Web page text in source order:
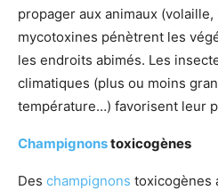
propager aux animaux (volaille,
mycotoxines pénètrent les
les endroits abimés. Les
climatiques (plus ou moins
température…) favorisent leur
Champignonstoxicogènes
Des champignons toxicogènes